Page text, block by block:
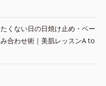
くない日の日焼け止め・ベー
合わせ術｜美肌レッスンA to